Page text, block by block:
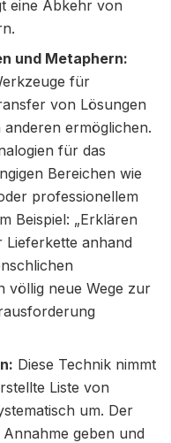
eine Abkehr von
und Metaphern:
für
von Lösungen
ermöglichen.
für das
Bereichen wie
professionellem
Beispiel: „Erklären
Lieferkette anhand
völlig neue Wege zur
Diese Technik nimmt
Liste von
um. Der
geben und